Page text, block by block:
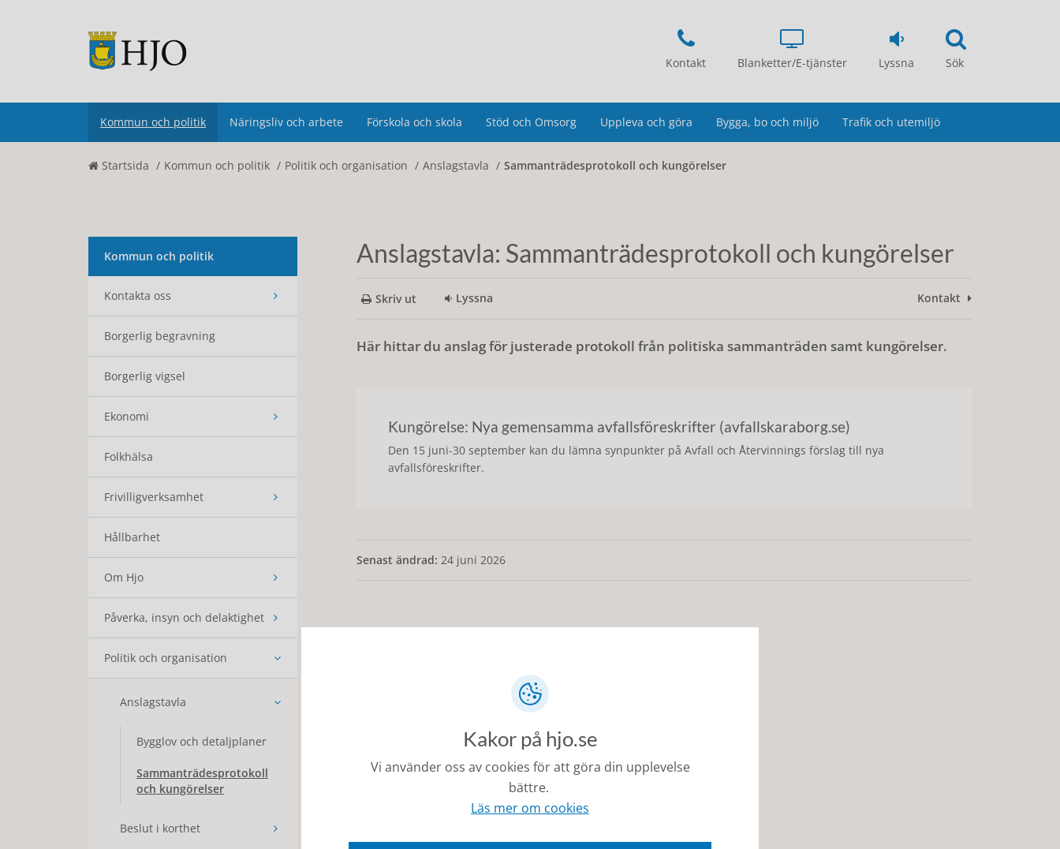
Kontakt Blanketter/E-tjänster Lyssna Sök
Kommun och politik Näringsliv och arbete Förskola och skola Stöd och Omsorg Uppleva och göra Bygga, bo och miljö Trafik och utemiljö
Startsida Kommun och politik Politik och organisation Anslagstavla Sammanträdesprotokoll och kungörelser
Kommun och politik
Kontakta oss
Borgerlig begravning
Borgerlig vigsel
Ekonomi
Folkhälsa
Frivilligverksamhet
Hållbarhet
Om Hjo
Påverka, insyn och delaktighet
Politik och organisation
Anslagstavla
Bygglov och detaljplaner
Sammanträdesprotokoll
och kungörelser
Beslut i korthet
Anslagstavla: Sammanträdesprotokoll och kungörelser
Skriv ut Lyssna Kontakt
Här hittar du anslag för justerade protokoll från politiska sammanträden samt kungörelser.
Kungörelse: Nya gemensamma avfallsföreskrifter (avfallskaraborg.se)
Den 15 juni-30 september kan du lämna synpunkter på Avfall och Återvinnings förslag till nya
avfallsföreskrifter.
Senast ändrad: 24 juni 2026
Kakor på hjo.se
Vi använder oss av cookies för att göra din upplevelse
bättre.
Läs mer om cookies